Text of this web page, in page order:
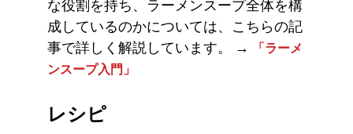
な役割を持ち、ラーメンスープ全体を構
成しているのかについては、こちらの記
事で詳しく解説しています。
→
「ラーメ
ンスープ入門」
レシピ